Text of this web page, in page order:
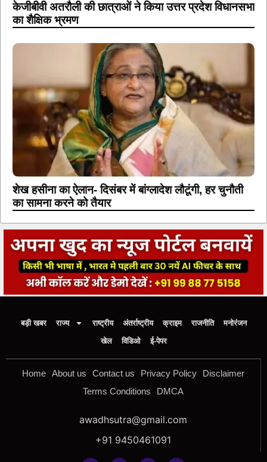
केजीबीवी अतरौली की छात्राओं ने किया उत्तर प्रदेश विधानसभा
का शैक्षिक भ्रमण
शेख हसीना का ऐलान- दिसंबर में बांग्लादेश लौटूंगी, हर चुनौती
का सामना करने को तैयार
बड़ी खबर राज्य राष्ट्रीय अंतर्राष्ट्रीय क्राइम राजनीति
मनोरंजन
खेल
विडिओ ई-पेपर
Home About us Contact us Privacy Policy
Disclaimer
Terms Conditions
DMCA
awadhsutra@gmail.com
+91 9450461091